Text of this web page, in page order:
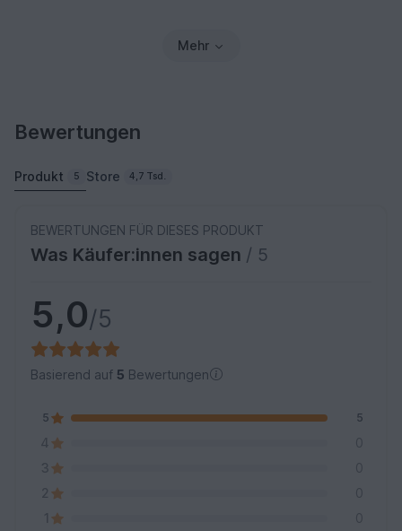
Mehr
Bewertungen
Produkt 5 Store 4,7 Tsd.
BEWERTUNGEN FÜR DIESES PRODUKT
Was Käufer:innen sagen / 5
5,0/5
Basierend auf 5 Bewertungen
5 5
4
0
3
0
2
0
1
0